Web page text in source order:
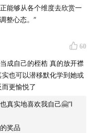
，我以一种新的形式，
了，话不多说，我们
、小红书
这些平台及时更新动
流互动。
能够从各个维度去欣赏一
整心态。”
60
成自己的桎梏 真的放开襟
也可以潜移默化学到她或
更愉悦了
真实地喜欢我自己🤗”I
奖品